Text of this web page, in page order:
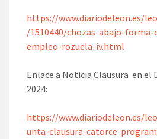
https://www.diariodeleon.es/
/1510440/chozas-abajo-
empleo-rozuela-iv.html
Enlace a Noticia Clausura en el
2024:
https://www.diariodeleon.es/
unta-clausura-catorce-